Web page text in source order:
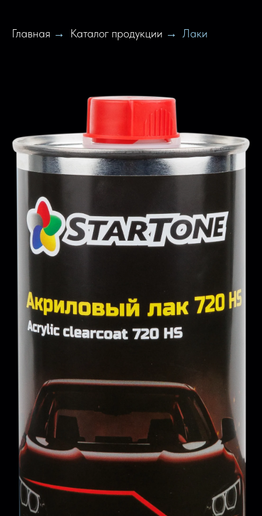
Главная → Каталог продукции → Лаки